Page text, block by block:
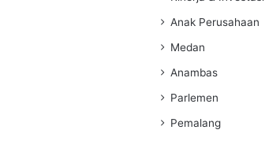
Anak Perusahaan
Medan
Anambas
Parlemen
Pemalang